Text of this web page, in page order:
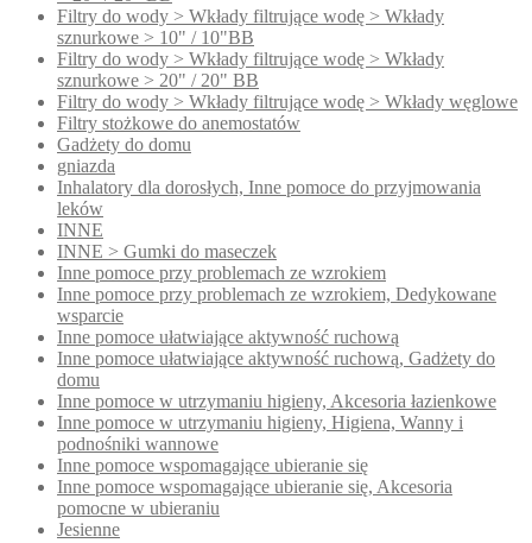
Filtry do wody > Wkłady filtrujące wodę > Wkłady
sznurkowe > 10" / 10"BB
Filtry do wody > Wkłady filtrujące wodę > Wkłady
sznurkowe > 20" / 20" BB
Filtry do wody > Wkłady filtrujące wodę > Wkłady węglowe
Filtry stożkowe do anemostatów
Gadżety do domu
gniazda
Inhalatory dla dorosłych, Inne pomoce do przyjmowania
leków
INNE
INNE > Gumki do maseczek
Inne pomoce przy problemach ze wzrokiem
Inne pomoce przy problemach ze wzrokiem, Dedykowane
wsparcie
Inne pomoce ułatwiające aktywność ruchową
Inne pomoce ułatwiające aktywność ruchową, Gadżety do
domu
Inne pomoce w utrzymaniu higieny, Akcesoria łazienkowe
Inne pomoce w utrzymaniu higieny, Higiena, Wanny i
podnośniki wannowe
Inne pomoce wspomagające ubieranie się
Inne pomoce wspomagające ubieranie się, Akcesoria
pomocne w ubieraniu
Jesienne